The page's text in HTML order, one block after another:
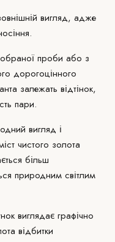
вигляд, адже
обраної проби або з
дорогоцінного
залежать відтінок,
пари.
вигляд і
чистого золота
більш
природним світлим
виглядає графічно
відбитки